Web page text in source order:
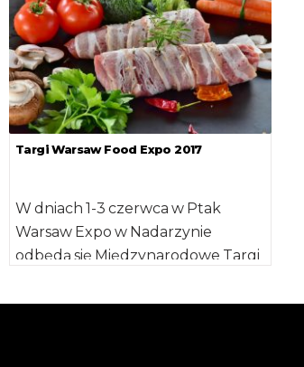
Targi Warsaw Food Expo 2017
W dniach 1-3 czerwca w Ptak
Warsaw Expo w Nadarzynie
odbędą się Międzynarodowe Targi
2017 współtowarzyszące […]